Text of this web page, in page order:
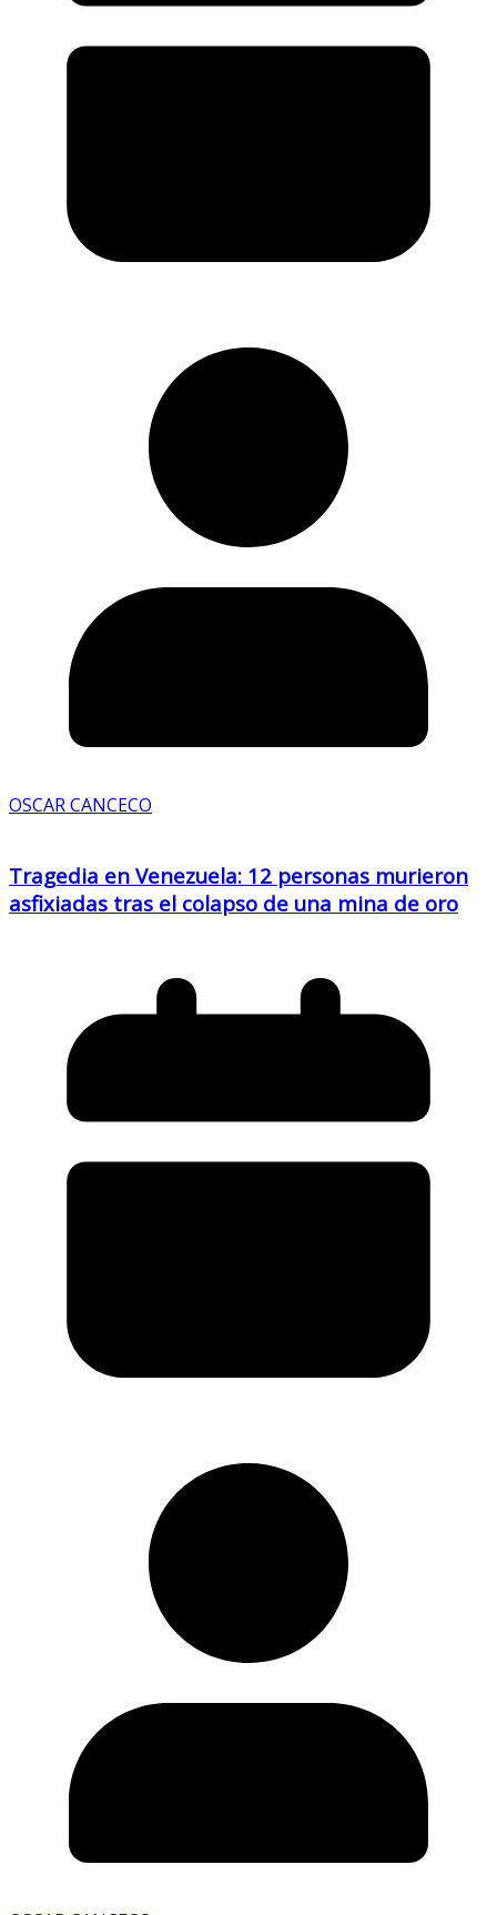
OSCAR CANCECO
Tragedia en Venezuela: 12 personas murieron
asfixiadas tras el colapso de una mina de oro